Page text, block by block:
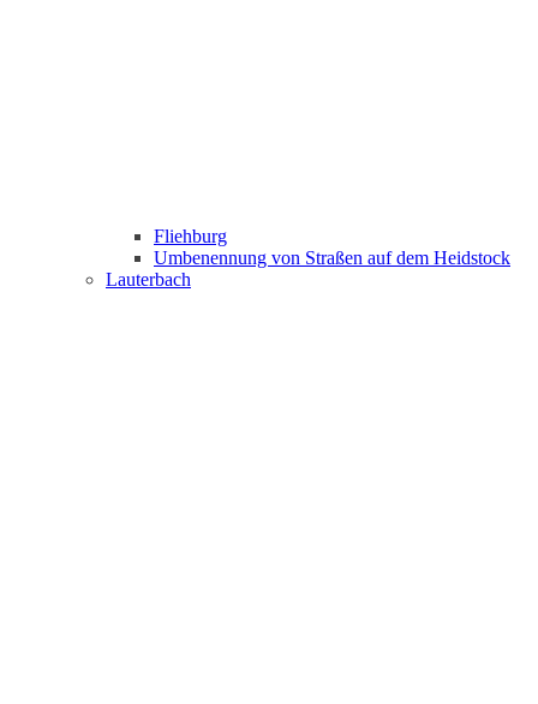
Fliehburg
Umbenennung von Straßen auf dem Heidstock
Lauterbach